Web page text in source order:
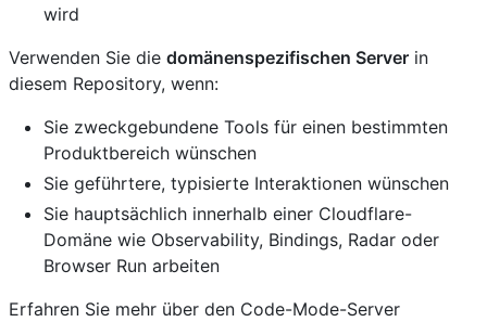
wird
Verwenden Sie die domänenspezifischen Server in
diesem Repository, wenn:
Sie zweckgebundene Tools für einen bestimmten
Produktbereich wünschen
Sie geführtere, typisierte Interaktionen wünschen
Sie hauptsächlich innerhalb einer Cloudflare-
Domäne wie Observability, Bindings, Radar oder
Browser Run arbeiten
Erfahren Sie mehr über den Code-Mode-Server